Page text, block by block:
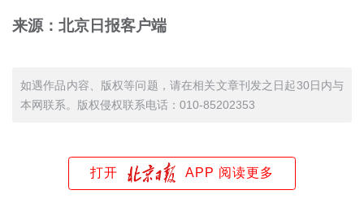
来源：北京日报客户端
如遇作品内容、版权等问题，请在相关文章刊发之日起30日内与
本网联系。版权侵权联系电话：010-85202353
打开 APP 阅读更多